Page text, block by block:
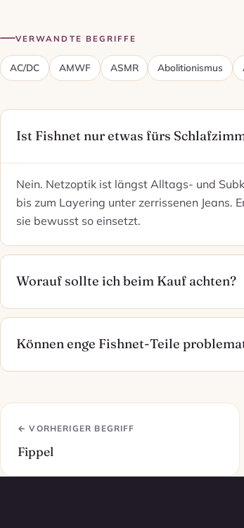
VERWANDTE BEGRIFFE
AC/DC AMWF ASMR Abolitionismus
Ist Fishnet nur etwas fürs
Nein. Netzoptik ist längst Alltags- und
bis zum Layering unter zerrissenen Jeans.
sie bewusst so einsetzt.
Worauf sollte ich beim Kauf achten?
Können enge Fishnet-Teile
← VORHERIGER BEGRIFF
Fippel